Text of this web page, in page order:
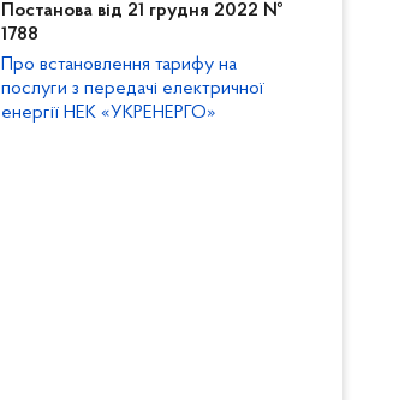
Постанова від 21 грудня 2022 №
1788
Про встановлення тарифу на
послуги з передачі електричної
енергії НЕК «УКРЕНЕРГО»